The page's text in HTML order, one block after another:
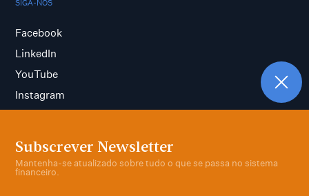
Subscrever Newsletter
Mantenha-se atualizado sobre tudo o que se passa no sistema
financeiro.
SIGA-NOS
Facebook
LinkedIn
YouTube
Instagram
Termos e condições
Política de privacidade